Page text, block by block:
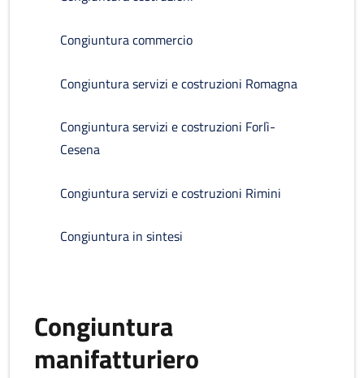
Congiuntura commercio
Congiuntura servizi e costruzioni Romagna
Congiuntura servizi e costruzioni Forlì-
Cesena
Congiuntura servizi e costruzioni Rimini
Congiuntura in sintesi
Congiuntura
manifatturiero